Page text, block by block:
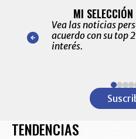
nuestro
para
MI
Vea las noticias
acuerdo con su top
interés.
TENDENCIAS